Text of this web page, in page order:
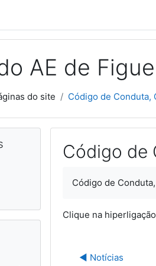
AE de
do site Código de Conduta,
Código de
Código de
Clique na hiperligação
◀︎ Notícias